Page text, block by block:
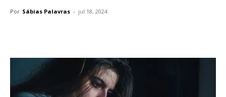
Por Sábias Palavras - jul 18, 2024